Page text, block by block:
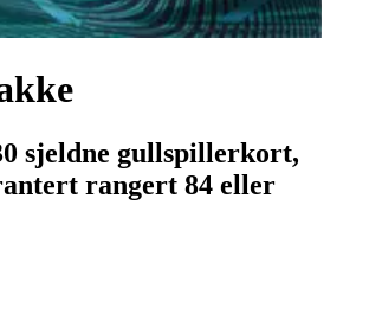
sjeldne gullspillerkort,
rangert 84 eller